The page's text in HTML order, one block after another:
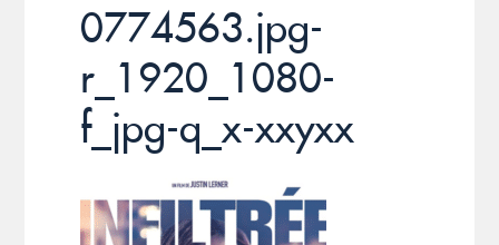
0774563.jpg-
r_1920_1080-
f_jpg-q_x-xxyxx